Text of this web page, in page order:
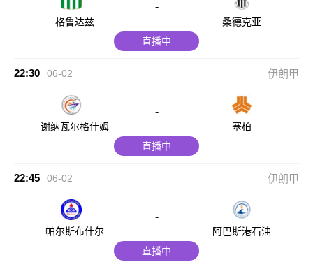
格鲁达兹
-
桑德克亚
直播中
22:30 06-02 伊朗甲
谢纳瓦尔格什姆
-
塞柏
直播中
22:45 06-02 伊朗甲
帕尔斯布什尔
-
阿巴斯港石油
直播中